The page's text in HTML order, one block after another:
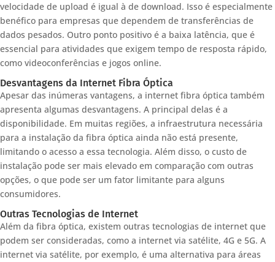
velocidade de upload é igual à de download. Isso é especialmente
benéfico para empresas que dependem de transferências de
dados pesados. Outro ponto positivo é a baixa latência, que é
essencial para atividades que exigem tempo de resposta rápido,
como videoconferências e jogos online.
Desvantagens da Internet Fibra Óptica
Apesar das inúmeras vantagens, a internet fibra óptica também
apresenta algumas desvantagens. A principal delas é a
disponibilidade. Em muitas regiões, a infraestrutura necessária
para a instalação da fibra óptica ainda não está presente,
limitando o acesso a essa tecnologia. Além disso, o custo de
instalação pode ser mais elevado em comparação com outras
opções, o que pode ser um fator limitante para alguns
consumidores.
Outras Tecnologias de Internet
Além da fibra óptica, existem outras tecnologias de internet que
podem ser consideradas, como a internet via satélite, 4G e 5G. A
internet via satélite, por exemplo, é uma alternativa para áreas